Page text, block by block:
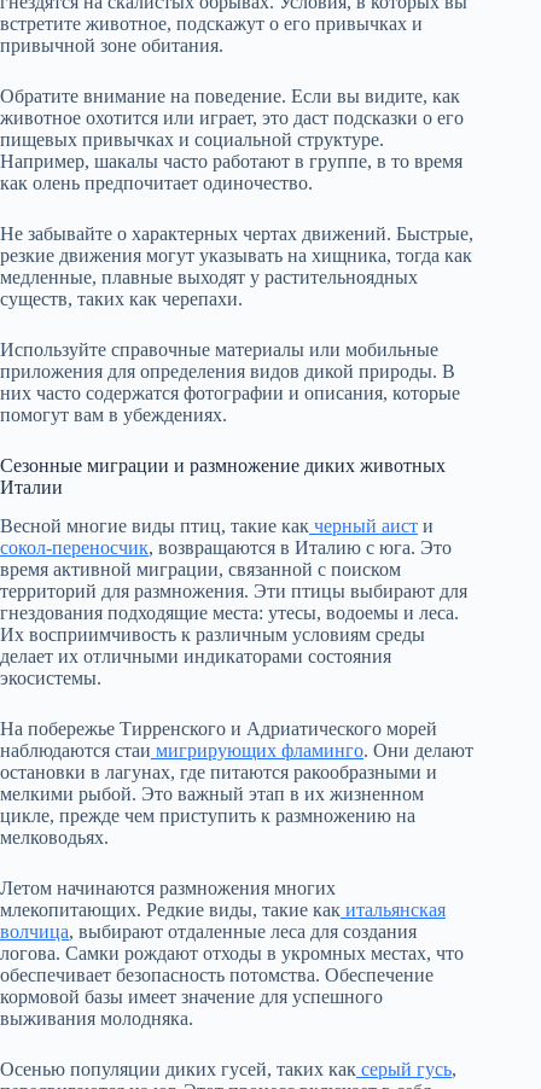
встретите животное, подскажут о его привычках и
привычной зоне обитания.
Обратите внимание на поведение. Если вы видите, как
животное охотится или играет, это даст подсказки о его
пищевых привычках и социальной структуре.
Например, шакалы часто работают в группе, в то время
как олень предпочитает одиночество.
Не забывайте о характерных чертах движений. Быстрые,
резкие движения могут указывать на хищника, тогда как
медленные, плавные выходят у растительноядных
существ, таких как черепахи.
Используйте справочные материалы или мобильные
приложения для определения видов дикой природы. В
них часто содержатся фотографии и описания, которые
помогут вам в убеждениях.
Сезонные миграции и размножение диких животных
Италии
Весной многие виды птиц, такие как черный аист и
сокол-переносчик, возвращаются в Италию с юга. Это
время активной миграции, связанной с поиском
территорий для размножения. Эти птицы выбирают для
гнездования подходящие места: утесы, водоемы и леса.
Их восприимчивость к различным условиям среды
делает их отличными индикаторами состояния
экосистемы.
На побережье Тирренского и Адриатического морей
наблюдаются стаи мигрирующих фламинго. Они делают
остановки в лагунах, где питаются ракообразными и
мелкими рыбой. Это важный этап в их жизненном
цикле, прежде чем приступить к размножению на
мелководьях.
Летом начинаются размножения многих
млекопитающих. Редкие виды, такие как итальянская
волчица, выбирают отдаленные леса для создания
логова. Самки рождают отходы в укромных местах, что
обеспечивает безопасность потомства. Обеспечение
кормовой базы имеет значение для успешного
выживания молодняка.
Осенью популяции диких гусей, таких как серый гусь,